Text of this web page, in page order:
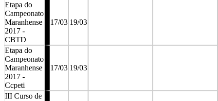
Etapa do
Campeonato
Maranhense
2017 -
CBTD
17/03 19/03
Etapa do
Campeonato
Maranhense
2017 -
Ccpeti
17/03 19/03
III Curso de